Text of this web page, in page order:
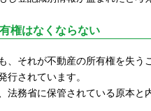
権はなくならない
、それが不動産の所有権を失う
行されています。
法務省に保管されている原本